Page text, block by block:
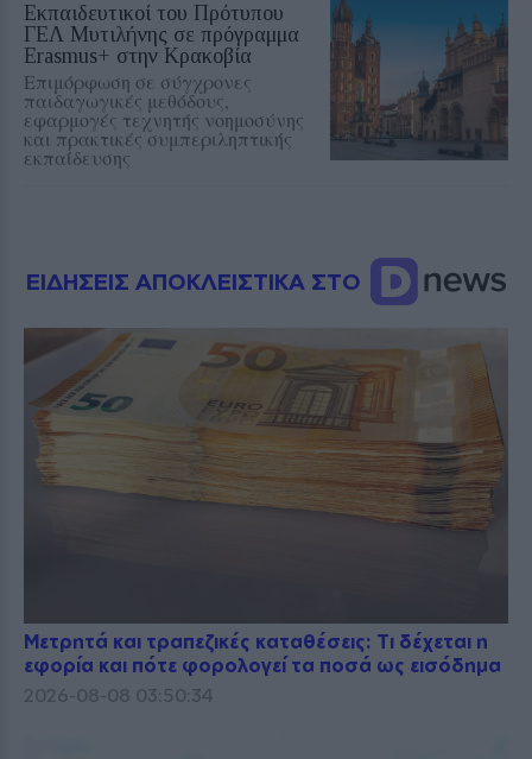
Εκπαιδευτικοί του Πρότυπου
ΓΕΛ Μυτιλήνης σε πρόγραμμα
Erasmus+ στην Κρακοβία
Επιμόρφωση σε σύγχρονες
παιδαγωγικές μεθόδους,
εφαρμογές τεχνητής νοημοσύνης
και πρακτικές συμπεριληπτικής
εκπαίδευσης
ΕΙΔΗΣΕΙΣ ΑΠΟΚΛΕΙΣΤΙΚΑ ΣΤΟ
Μετρητά και τραπεζικές καταθέσεις: Τι δέχεται η
εφορία και πότε φορολογεί τα ποσά ως εισόδημα
2026-08-08 03:50:34